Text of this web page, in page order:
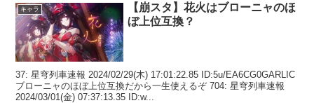
キャラ
【崩スタ】花火はブローニャのほ
ぼ上位互換？
37: 星穹列車速報 2024/02/29(木) 17:01:22.85 ID:5u/EA6CG0GARLIC
ブローニャのほぼ上位互換だから一生使えるぞ 704: 星穹列車速報
2024/03/01(金) 07:37:13.35 ID:w...